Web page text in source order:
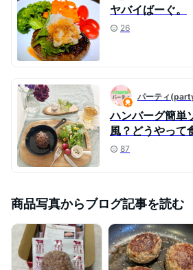
ヤバイばーぐ。
26
パーティ
ハンバーグ簡単
風？どうやって
87
商品写真からブログ記事を読む